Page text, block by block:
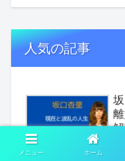
人気の記事
メニュー ホーム